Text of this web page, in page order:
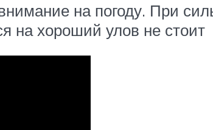
на погоду. При
на хороший улов не стоит